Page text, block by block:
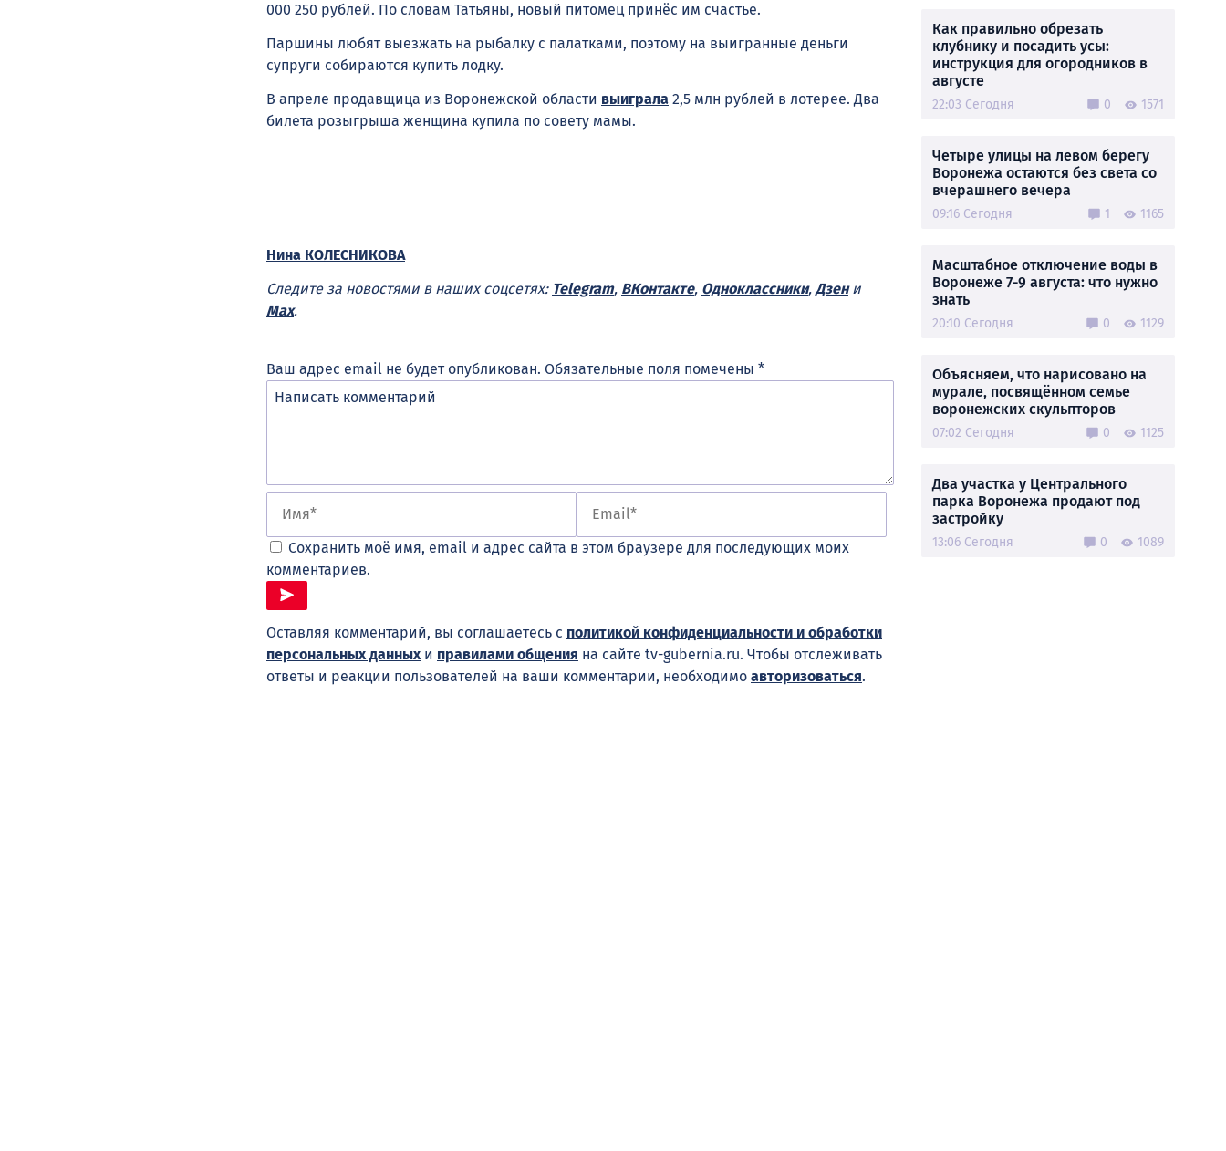
000 250 рублей. По словам Татьяны, новый питомец принёс им счастье.
Паршины любят выезжать на рыбалку с палатками, поэтому на выигранные деньги
супруги собираются купить лодку.
В апреле продавщица из Воронежской области выиграла 2,5 млн рублей в лотерее. Два
билета розыгрыша женщина купила по совету мамы.
Нина КОЛЕСНИКОВА
Следите за новостями в наших соцсетях: Telegram, ВКонтакте, Одноклассники, Дзени
Max.
Ваш адрес email не будет опубликован. Обязательные поля помечены *
Сохранить моё имя, email и адрес сайта в этом браузере для последующих моих
комментариев.
Оставляя комментарий, вы соглашаетесь с политикой конфиденциальности и обработки
персональных данных и правилами общения на сайте tv-gubernia.ru. Чтобы отслеживать
ответы и реакции пользователей на ваши комментарии, необходимо авторизоваться.
Как правильно обрезать
клубнику и посадить усы:
инструкция для огородников в
августе
22:03 Сегодня 0 1571
Четыре улицы на левом берегу
Воронежа остаются без света со
вчерашнего вечера
09:16 Сегодня 1 1165
Масштабное отключение воды в
Воронеже 7-9 августа: что нужно
знать
20:10 Сегодня 0 1129
Объясняем, что нарисовано на
мурале, посвящённом семье
воронежских скульпторов
07:02 Сегодня 0 1125
Два участка у Центрального
парка Воронежа продают под
застройку
13:06 Сегодня 0 1089